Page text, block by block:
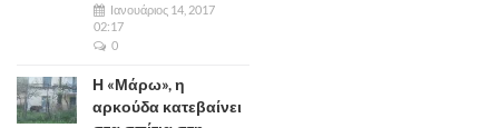
Ιανουάριος 14, 2017
02:17
0
Η «Μάρω», η
αρκούδα κατεβαίνει